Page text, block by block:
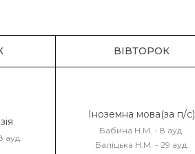
ВІВТОРОК
ауд.
Іноземна мова(за п/с)
Бабина Н.М. - 8 ауд.
Баліцька Н.М. - 29 ауд.